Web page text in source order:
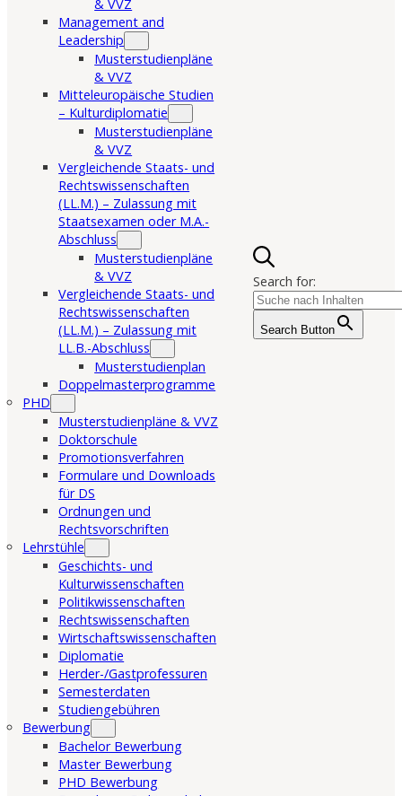
& VVZ
Management and
Leadership
Musterstudienpläne
& VVZ
Mitteleuropäische Studien
– Kulturdiplomatie
Musterstudienpläne
& VVZ
Vergleichende Staats- und
Rechtswissenschaften
(LL.M.) – Zulassung mit
Staatsexamen oder M.A.-
Abschluss
Musterstudienpläne
& VVZ
Vergleichende Staats- und
Rechtswissenschaften
(LL.M.) – Zulassung mit
LL.B.-Abschluss
Musterstudienplan
Doppelmasterprogramme
PHD
Musterstudienpläne & VVZ
Doktorschule
Promotionsverfahren
Formulare und Downloads
für DS
Ordnungen und
Rechtsvorschriften
Lehrstühle
Geschichts- und
Kulturwissenschaften
Politikwissenschaften
Rechtswissenschaften
Wirtschaftswissenschaften
Diplomatie
Herder-/Gastprofessuren
Semesterdaten
Studiengebühren
Bewerbung
Bachelor Bewerbung
Master Bewerbung
PHD Bewerbung
Search for:
Search Button